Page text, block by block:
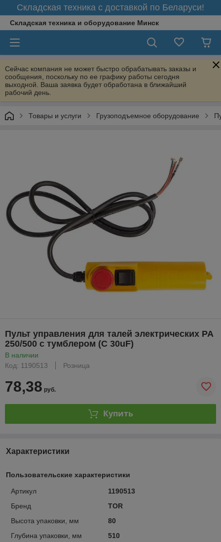
Складская техника с доставкой по Беларуси!
Складская техника и оборудование Минск
Сейчас компания не может быстро обрабатывать заказы и
сообщения, поскольку по ее графику работы сегодня
выходной. Ваша заявка будет обработана в ближайший
рабочий день.
Товары и услуги Грузоподъемное оборудование
Пульт управления для талей электрических PA
250/500 с тумблером (С 30uF)
В наличии
Код: 1190513
Розница
78,38 руб.
Купить
Характеристики
Пользовательские характеристики
Артикул
1190513
Бренд
TOR
Высота упаковки, мм
80
Глубина упаковки, мм
510